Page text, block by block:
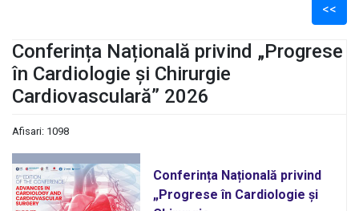
<<
Conferința Națională privind „Progrese
în Cardiologie și Chirurgie
Cardiovasculară” 2026
Afisari: 1098
Conferința Națională privind
„Progrese în Cardiologie și